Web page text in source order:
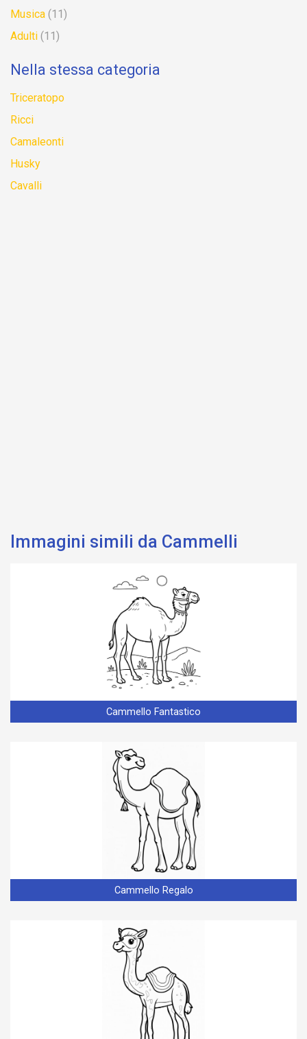
Musica (11)
Adulti (11)
Nella stessa categoria
Triceratopo
Ricci
Camaleonti
Husky
Cavalli
Immagini simili da Cammelli
Cammello Fantastico
Cammello Regalo